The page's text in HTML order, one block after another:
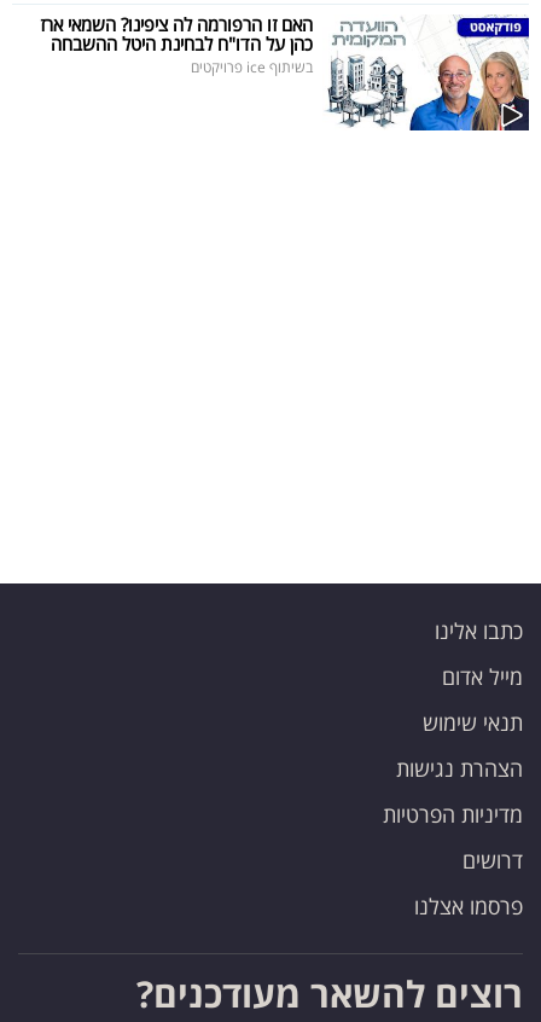
האם זו הרפורמה לה ציפינו? השמאי ארז
כהן על הדו"ח לבחינת היטל ההשבחה
בשיתוף ice פרויקטים
כתבו אלינו
מייל אדום
תנאי שימוש
הצהרת נגישות
מדיניות הפרטיות
דרושים
פרסמו אצלנו
רוצים להשאר מעודכנים?